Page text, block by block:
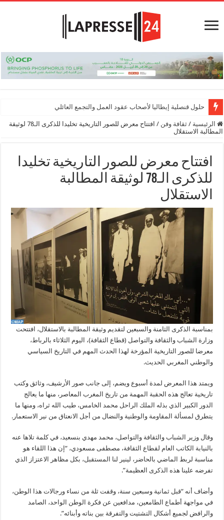
حلول قنصلية إيطاليا لأصحاب عقود العمل والتجمع العائلي
الرئيسية / ثقافة وفن /
افتتاح معرض للصور التاريخية تخليدا للذكرى الـ78 لوثيقة
‏المطالبة الاستقلال
افتتاح معرض للصور التاريخية تخليدا
للذكرى الـ78 لوثيقة ‏المطالبة
الاستقلال
بمناسبة الذكرى الثامنة والسبعين لتقديم وثيقة المطالبة ‏بالاستقلال، افتتحت
وزارة الشباب والثقافة والتواصل (قطاع الثقافة)، اليوم الثلاثاء بالرباط،
معرضا للصور ‏التاريخية المؤرخة لهذا الحدث المهم في التاريخ السياسي
والوطني المغربي الحديث.‏
ويمتد هذا المعرض لمدة أسبوع ويضم، إلى جانب صور الأرشيف، وثائق وكتب
تاريخية تعالج ‏هذه الحقبة المهمة من تاريخ المغرب المعاصر، منها ما يعالج
الدور الكبير الذي بذله الملك ‏الراحل محمد الخامس، طيب الله ثراه، ومنها ما
يتطرق لمسألة المقاومة والوطنية والنضال من ‏أجل الانعتاق من نير الاستعمار.‏
وقال وزير الشباب والثقافة والتواصل، محمد مهدي بنسعيد، في كلمة تلاها عنه
بالنيابة الكاتب ‏العام لقطاع الثقافة، مصطفى مسعودي، “إن هذا اللقاء هو
مناسبة لربط الماضي ‏بالحاضر، لينير لنا المستقبل، بكل مظاهر الاعتزاز الذي
تفرضه علينا هذه الذكرى ‏العظيمة”.‏
وأضاف أنه “قبل ثمانية وسبعين سنة، وقفت ثلة من نساء ورجالات هذا الوطن،
في ‏مواجهة أطماع الطامعين، مدافعين عن فكرة الوطن الواحد، الصامد
والرافض لجميع أشكال ‏التشتيت والتفرقة بين بناته وأبنائه”.‏